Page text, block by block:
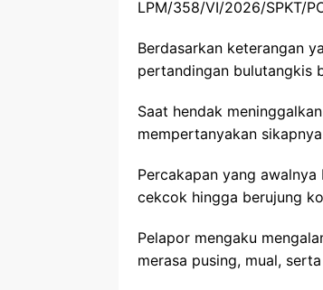
LPM/358/VI/2026/SPKT/
Berdasarkan keterangan
pertandingan bulutangkis
Saat hendak
mempertanyakan
Percakapan yang
cekcok hingga berujung
Pelapor mengaku
merasa pusing, mual,